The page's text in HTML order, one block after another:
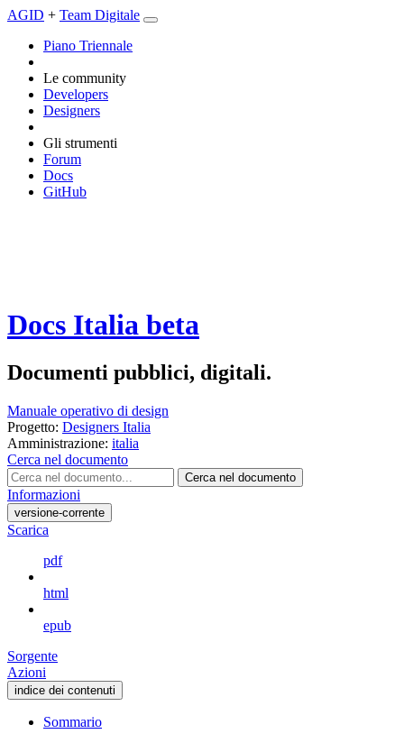
AGID + Team Digitale
Piano Triennale
Le community
Developers
Designers
Gli strumenti
Forum
Docs
GitHub
Docs Italia beta
Documenti pubblici, digitali.
Manuale operativo di design
Progetto: Designers Italia
Amministrazione: italia
Cerca nel documento
Cerca nel documento
Informazioni
versione-corrente
Scarica
pdf
html
epub
Sorgente
Azioni
indice dei contenuti
Sommario